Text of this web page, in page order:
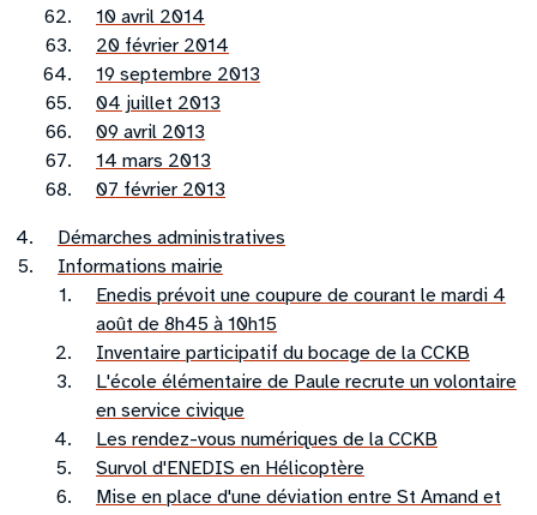
10 avril 2014
20 février 2014
19 septembre 2013
04 juillet 2013
09 avril 2013
14 mars 2013
07 février 2013
Démarches administratives
Informations mairie
Enedis prévoit une coupure de courant le mardi 4
août de 8h45 à 10h15
Inventaire participatif du bocage de la CCKB
L'école élémentaire de Paule recrute un volontaire
en service civique
Les rendez-vous numériques de la CCKB
Survol d'ENEDIS en Hélicoptère
Mise en place d'une déviation entre St Amand et